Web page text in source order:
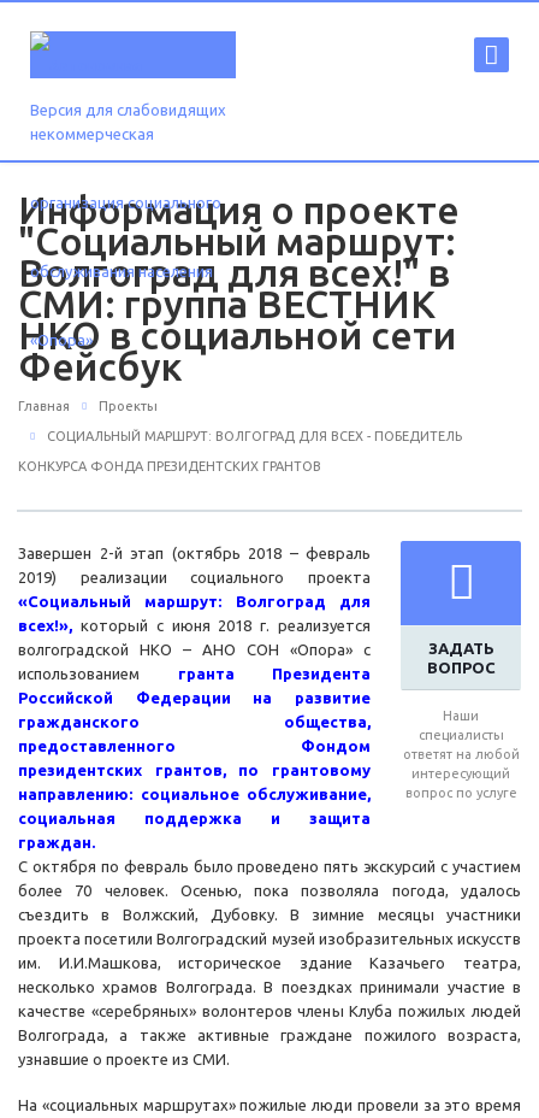
Версия для слабовидящих
Информация о проекте
"Социальный маршрут:
Волгоград для всех!" в
СМИ: группа ВЕСТНИК
НКО в социальной сети
Фейсбук
Главная Проекты
СОЦИАЛЬНЫЙ МАРШРУТ: ВОЛГОГРАД ДЛЯ ВСЕХ - ПОБЕДИТЕЛЬ
КОНКУРСА ФОНДА ПРЕЗИДЕНТСКИХ ГРАНТОВ
ЗАДАТЬ
ВОПРОС
Наши
специалисты
ответят на любой
интересующий
вопрос по услуге
Завершен 2-й этап (октябрь 2018 – февраль
2019) реализации социального проекта
«Социальный маршрут: Волгоград для
всех!», который с июня 2018 г. реализуется
волгоградской НКО – АНО СОН «Опора» с
использованием
гранта Президента
Российской Федерации на развитие
гражданского общества,
предоставленного Фондом
президентских грантов, по грантовому
направлению: социальное обслуживание,
социальная поддержка и защита
граждан.
С октября по февраль было проведено пять экскурсий с участием
более 70 человек. Осенью, пока позволяла погода, удалось
съездить в Волжский, Дубовку. В зимние месяцы участники
проекта посетили Волгоградский музей изобразительных искусств
им. И.И.Машкова, историческое здание Казачьего театра,
несколько храмов Волгограда. В поездках принимали участие в
качестве «серебряных» волонтеров члены Клуба пожилых людей
Волгограда, а также активные граждане пожилого возраста,
узнавшие о проекте из СМИ.
На «социальных маршрутах» пожилые люди провели за это время